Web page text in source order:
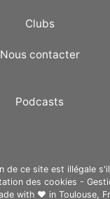
Clubs
Nous contacter
Podcasts
ce site est illégale
des cookies -
with ❤ in Toulouse,